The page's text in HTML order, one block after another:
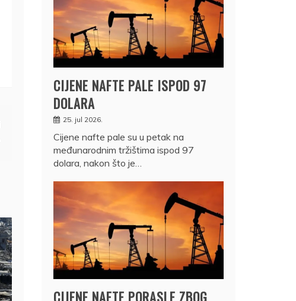
CIJENE NAFTE PALE ISPOD 97
DOLARA
25. jul 2026.
Cijene nafte pale su u petak na
međunarodnim tržištima ispod 97
dolara, nakon što je…
CIJENE NAFTE PORASLE ZBOG